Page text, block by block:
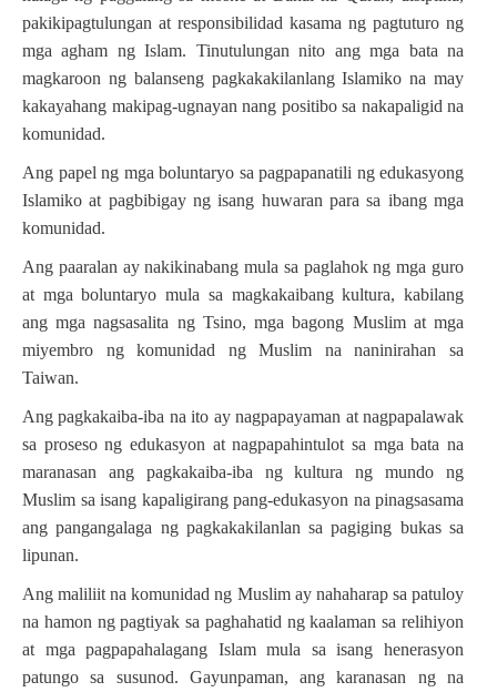
pakikipagtulungan at responsibilidad kasama ng pagtuturo ng
mga agham ng Islam. Tinutulungan nito ang mga bata na
magkaroon ng balanseng pagkakakilanlang Islamiko na may
kakayahang makipag-ugnayan nang positibo sa nakapaligid na
komunidad.
Ang papel ng mga boluntaryo sa pagpapanatili ng edukasyong
Islamiko at pagbibigay ng isang huwaran para sa ibang mga
komunidad.
Ang paaralan ay nakikinabang mula sa paglahok ng mga guro
at mga boluntaryo mula sa magkakaibang kultura, kabilang
ang mga nagsasalita ng Tsino, mga bagong Muslim at mga
miyembro ng komunidad ng Muslim na naninirahan sa
Taiwan.
Ang pagkakaiba-iba na ito ay nagpapayaman at nagpapalawak
sa proseso ng edukasyon at nagpapahintulot sa mga bata na
maranasan ang pagkakaiba-iba ng kultura ng mundo ng
Muslim sa isang kapaligirang pang-edukasyon na pinagsasama
ang pangangalaga ng pagkakakilanlan sa pagiging bukas sa
lipunan.
Ang maliliit na komunidad ng Muslim ay nahaharap sa patuloy
na hamon ng pagtiyak sa paghahatid ng kaalaman sa relihiyon
at mga pagpapahalagang Islam mula sa isang henerasyon
patungo sa susunod. Gayunpaman, ang karanasan ng na